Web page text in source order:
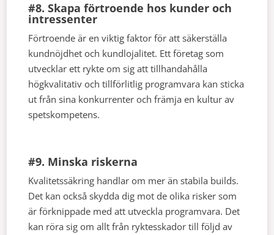
#8. Skapa förtroende hos kunder och
intressenter
Förtroende är en viktig faktor för att säkerställa
kundnöjdhet och kundlojalitet. Ett företag som
utvecklar ett rykte om sig att tillhandahålla
högkvalitativ och tillförlitlig programvara kan sticka
ut från sina konkurrenter och främja en kultur av
spetskompetens.
#9. Minska riskerna
Kvalitetssäkring handlar om mer än stabila builds.
Det kan också skydda dig mot de olika risker som
är förknippade med att utveckla programvara. Det
kan röra sig om allt från ryktesskador till följd av